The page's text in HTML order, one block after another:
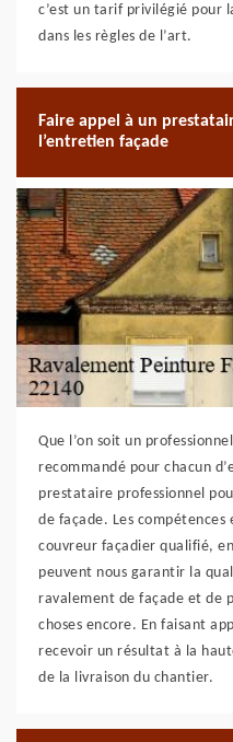
c’est un tarif privilégié pour
dans les règles de l’art.
Faire appel à un
l’entretien façade
Que l’on soit un
recommandé pour chacun
prestataire professionnel
de façade. Les
couvreur façadier qualifié,
peuvent nous garantir la
ravalement de façade et de
choses encore. En faisant
recevoir un résultat à la
de la livraison du chantier.